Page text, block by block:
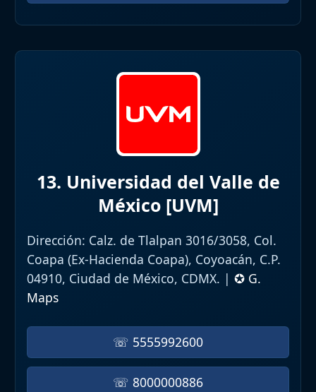
13. Universidad del Valle de
México [UVM]
Dirección: Calz. de Tlalpan 3016/3058, Col.
Coapa (Ex-Hacienda Coapa), Coyoacán, C.P.
04910, Ciudad de México, CDMX. | ✪ G.
Maps
☏ 5555992600
☏ 8000000886